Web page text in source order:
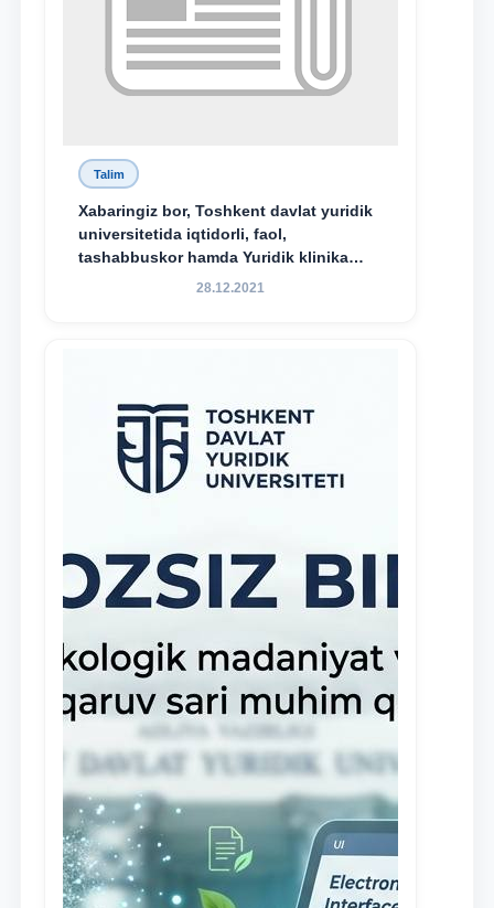
Talim
Xabaringiz bor, Toshkent davlat yuridik
universitetida iqtidorli, faol,
tashabbuskor hamda Yuridik klinika
faoliyatida o‘z bilim va ko‘nikmalarini
28.12.2021